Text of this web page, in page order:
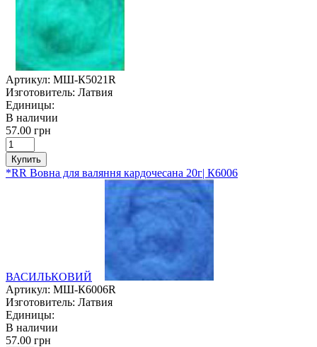
Артикул: МШ-К5021R
Изготовитель: Латвия
Единицы:
В наличии
57.00 грн
Купить
*RR Вовна для валяння кардочесана 20г| К6006
ВАСИЛЬКОВИЙ
Артикул: МШ-К6006R
Изготовитель: Латвия
Единицы:
В наличии
57.00 грн